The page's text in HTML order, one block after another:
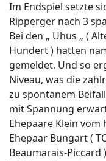
Im Endspiel setzte
Ripperger nach 3
Bei den „ Uhus „ (
Hundert ) hatten
gemeldet. Und so
Niveau, was die
zu spontanem
mit Spannung
Ehepaare Klein vom
Ehepaar Bungart (
Beaumarais-Piccard